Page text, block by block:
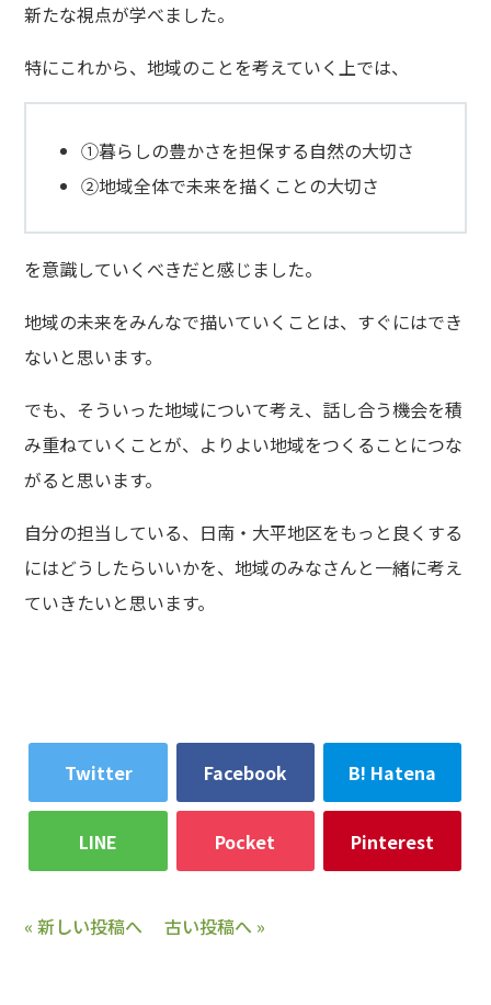
新たな視点が学べました。
特にこれから、地域のことを考えていく上では、
①暮らしの豊かさを担保する自然の大切さ
②地域全体で未来を描くことの大切さ
を意識していくべきだと感じました。
地域の未来をみんなで描いていくことは、すぐにはでき
ないと思います。
でも、そういった地域について考え、話し合う機会を積
み重ねていくことが、よりよい地域をつくることにつな
がると思います。
自分の担当している、日南・大平地区をもっと良くする
にはどうしたらいいかを、地域のみなさんと一緒に考え
ていきたいと思います。
Twitter Facebook B! Hatena
LINE Pocket Pinterest
« 新しい投稿へ 古い投稿へ »